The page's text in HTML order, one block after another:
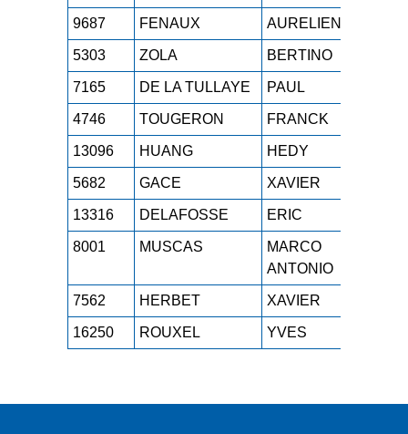
9687 FENAUX AURELIEN
5303 ZOLA BERTINO
7165 DE LA TULLAYE PAUL
4746 TOUGERON FRANCK
13096 HUANG HEDY
5682 GACE XAVIER
13316 DELAFOSSE ERIC
8001 MUSCAS
MARCO
ANTONIO
7562 HERBET XAVIER
16250 ROUXEL YVES